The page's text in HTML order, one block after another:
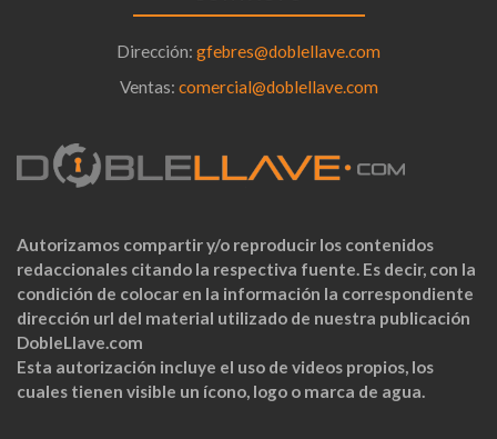
Dirección: gfebres@doblellave.com
Ventas: comercial@doblellave.com
Autorizamos compartir y/o reproducir los contenidos
redaccionales citando la respectiva fuente. Es decir, con la
condición de colocar en la información la correspondiente
dirección url del material utilizado de nuestra publicación
DobleLlave.com
Esta autorización incluye el uso de videos propios, los
cuales tienen visible un ícono, logo o marca de agua.